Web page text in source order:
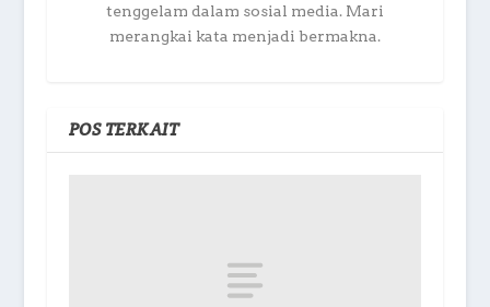
tenggelam dalam sosial media. Mari
merangkai kata menjadi bermakna.
POS TERKAIT